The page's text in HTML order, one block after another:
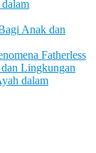
Anak dan
Fatherless
Lingkungan
dalam